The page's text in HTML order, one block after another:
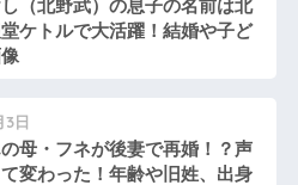
（北野武）の息子の名前は北
ケトルで大活躍！結婚や子ど
3日
母・フネが後妻で再婚！？声
変わった！年齢や旧姓、出身